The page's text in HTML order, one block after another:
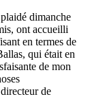
dimanche
, ont accueilli
en termes de
qui était en
de mon
de